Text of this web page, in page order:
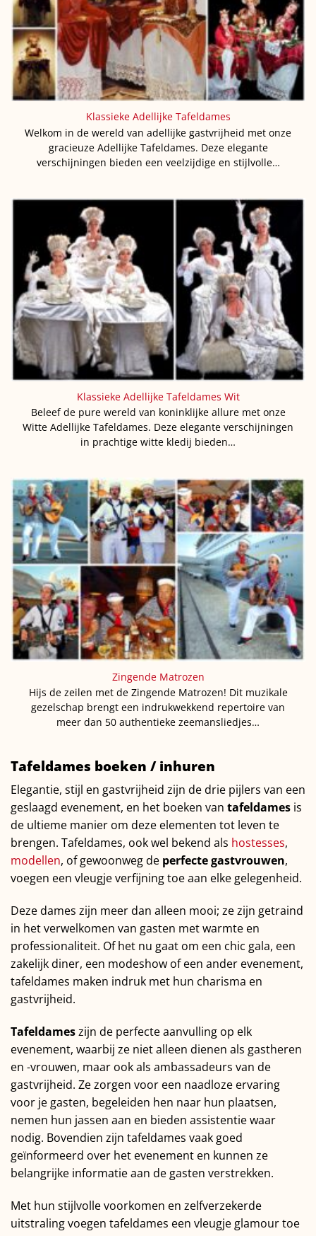
Klassieke Adellijke Tafeldames
Welkom in de wereld van adellijke gastvrijheid met onze
gracieuze Adellijke Tafeldames. Deze elegante
verschijningen bieden een veelzijdige en stijlvolle…
Klassieke Adellijke Tafeldames Wit
Beleef de pure wereld van koninklijke allure met onze
Witte Adellijke Tafeldames. Deze elegante verschijningen
in prachtige witte kledij bieden…
Zingende Matrozen
Hijs de zeilen met de Zingende Matrozen! Dit muzikale
gezelschap brengt een indrukwekkend repertoire van
meer dan 50 authentieke zeemansliedjes…
Tafeldames boeken / inhuren
Elegantie, stijl en gastvrijheid zijn de drie pijlers van een
geslaagd evenement, en het boeken van tafeldames is
de ultieme manier om deze elementen tot leven te
brengen. Tafeldames, ook wel bekend als hostesses,
modellen, of gewoonweg de perfecte gastvrouwen,
voegen een vleugje verfijning toe aan elke gelegenheid.
Deze dames zijn meer dan alleen mooi; ze zijn getraind
in het verwelkomen van gasten met warmte en
professionaliteit. Of het nu gaat om een chic gala, een
zakelijk diner, een modeshow of een ander evenement,
tafeldames maken indruk met hun charisma en
gastvrijheid.
Tafeldameszijn de perfecte aanvulling op elk
evenement, waarbij ze niet alleen dienen als gastheren
en -vrouwen, maar ook als ambassadeurs van de
gastvrijheid. Ze zorgen voor een naadloze ervaring
voor je gasten, begeleiden hen naar hun plaatsen,
nemen hun jassen aan en bieden assistentie waar
nodig. Bovendien zijn tafeldames vaak goed
geïnformeerd over het evenement en kunnen ze
belangrijke informatie aan de gasten verstrekken.
Met hun stijlvolle voorkomen en zelfverzekerde
uitstraling voegen tafeldames een vleugje glamour toe